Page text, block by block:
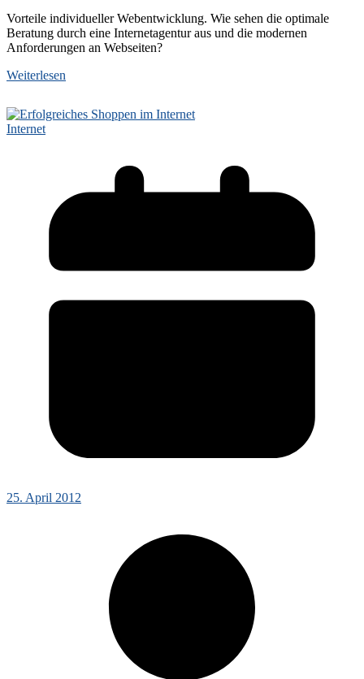
Vorteile individueller Webentwicklung. Wie sehen die optimale
Beratung durch eine Internetagentur aus und die modernen
Anforderungen an Webseiten?
Weiterlesen
Internet
25. April 2012